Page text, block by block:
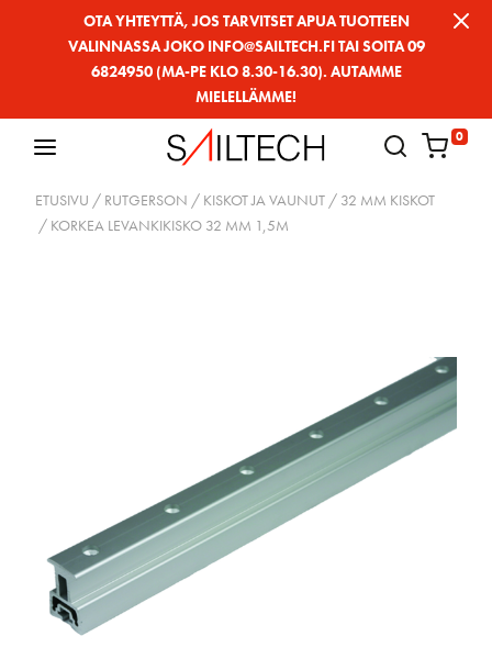
OTA YHTEYTTÄ, JOS TARVITSET APUA TUOTTEEN
VALINNASSA JOKO INFO@SAILTECH.FI TAI SOITA 09
6824950 (MA-PE KLO 8.30-16.30). AUTAMME
MIELELLÄMME!
0
ETUSIVU / RUTGERSON / KISKOT JA VAUNUT / 32 MM KISKOT
/ KORKEA LEVANKIKISKO 32 MM 1,5M